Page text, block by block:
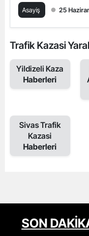
Asayiş 25
Trafik Kazasi
Yildizeli Kaza
Haberleri
Sivas Trafik
Kazasi
Haberleri
SON